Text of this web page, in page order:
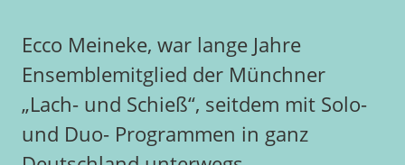
Ecco Meineke, war lange Jahre
Ensemblemitglied der Münchner
„Lach- und Schieß“, seitdem mit Solo-
und Duo- Programmen in ganz